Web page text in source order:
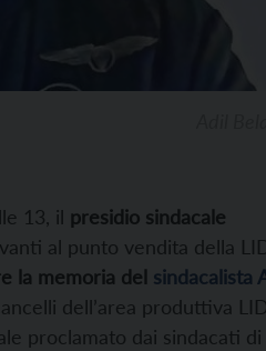
13, il presidio sindacale
al punto vendita della
la memoria del sindacalista
dell’area produttiva
proclamato dai sindacati di